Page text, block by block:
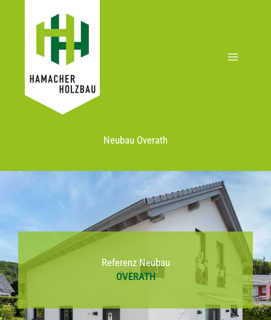
Neubau Overath
Referenz Neubau
OVERATH